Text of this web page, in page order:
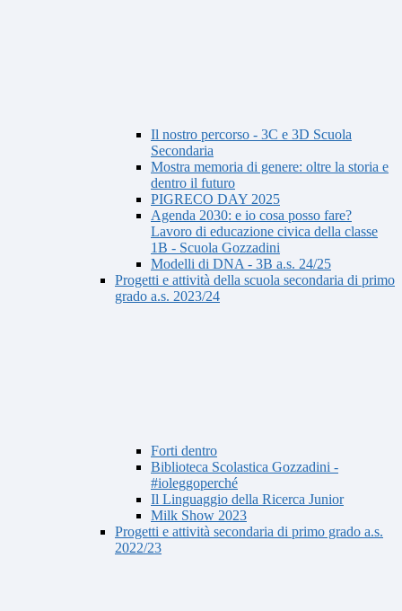
Il nostro percorso - 3C e 3D Scuola
Secondaria
Mostra memoria di genere: oltre la storia e
dentro il futuro
PIGRECO DAY 2025
Agenda 2030: e io cosa posso fare?
Lavoro di educazione civica della classe
1B - Scuola Gozzadini
Modelli di DNA - 3B a.s. 24/25
Progetti e attività della scuola secondaria di primo
grado a.s. 2023/24
Forti dentro
Biblioteca Scolastica Gozzadini -
#ioleggoperché
Il Linguaggio della Ricerca Junior
Milk Show 2023
Progetti e attività secondaria di primo grado a.s.
2022/23